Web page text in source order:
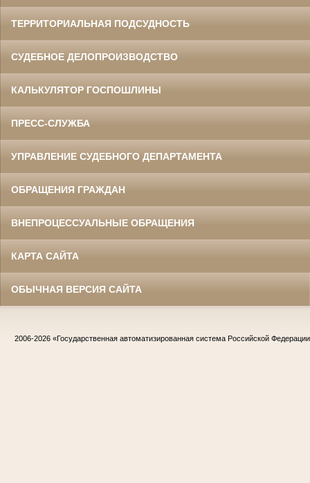
ТЕРРИТОРИАЛЬНАЯ ПОДСУДНОСТЬ
СУДЕБНОЕ ДЕЛОПРОИЗВОДСТВО
КАЛЬКУЛЯТОР ГОСПОШЛИНЫ
ПРЕСС-СЛУЖБА
УПРАВЛЕНИЕ СУДЕБНОГО ДЕПАРТАМЕНТА
ОБРАЩЕНИЯ ГРАЖДАН
ВНЕПРОЦЕССУАЛЬНЫЕ ОБРАЩЕНИЯ
КАРТА САЙТА
ОБЫЧНАЯ ВЕРСИЯ САЙТА
2006-2026 «Государственная автоматизированная система Российской